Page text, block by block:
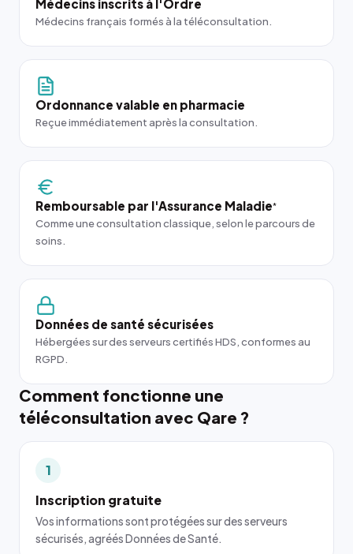
Médecins inscrits à l'Ordre
Médecins français formés à la téléconsultation.
Ordonnance valable en pharmacie
Reçue immédiatement après la consultation.
Remboursable par l'Assurance Maladie*
Comme une consultation classique, selon le parcours de
soins.
Données de santé sécurisées
Hébergées sur des serveurs certifiés HDS, conformes au
RGPD.
Comment fonctionne une
téléconsultation avec Qare ?
1
Inscription gratuite
Vos informations sont protégées sur des serveurs
sécurisés, agréés Données de Santé.